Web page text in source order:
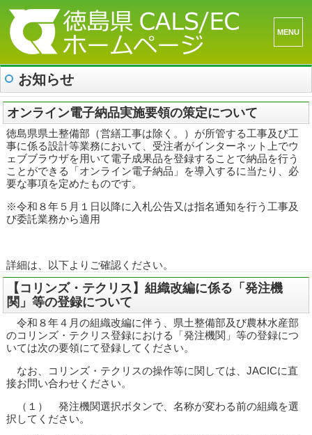
ーとウ
ット
お知らせ
オンライン電子納品実施要領の策定について
徳島県県土整備部（営繕工事は除く。）が所管する工事及び工
事に係る設計等業務において、受注者がインターネット上でウ
ェブブラウザを用いて電子成果品を登録することで納品を行う
ことができる「オンライン電子納品」を導入するに当たり、必
要な事項を定めたものです。
※令和８年５月１日以降に入札公告又は指名通知を行う工事及
び委託業務から適用
詳細は、以下よりご確認ください。
【コリンズ・テクリス】組織改編に係る「発注機
関」等の登録について
令和８年４月の組織改編に伴う、県土整備部及び農林水産部
のコリンズ・テクリス登録における「発注機関」等の登録につ
いては次の要領にて登録してください。
なお、コリンズ・テクリスの操作等に関しては、JACICに直
接お問い合わせください。
（１） 発注機関選択ボタンで、名称が変わる前の組織を選
択してください。